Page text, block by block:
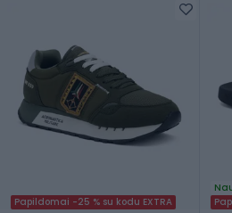
Papildomai -25 % su kodu EXTRA